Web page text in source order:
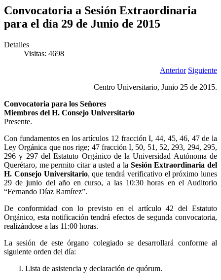
Convocatoria a Sesión Extraordinaria
para el día 29 de Junio de 2015
Detalles
Visitas: 4698
Anterior Siguiente
Centro Universitario, Junio 25 de 2015.
Convocatoria para los Señores
Miembros del H. Consejo Universitario
Presente.
Con fundamentos en los artículos 12 fracción I, 44, 45, 46, 47 de la
Ley Orgánica que nos rige; 47 fracción I, 50, 51, 52, 293, 294, 295,
296 y 297 del Estatuto Orgánico de la Universidad Autónoma de
Querétaro, me permito citar a usted a la Sesión Extraordinaria del
H. Consejo Universitario, que tendrá verificativo el próximo lunes
29 de junio del año en curso, a las 10:30 horas en el Auditorio
“Fernando Díaz Ramírez”.
De conformidad con lo previsto en el artículo 42 del Estatuto
Orgánico, esta notificación tendrá efectos de segunda convocatoria,
realizándose a las 11:00 horas.
La sesión de este órgano colegiado se desarrollará conforme al
siguiente orden del día:
I. Lista de asistencia y declaración de quórum.